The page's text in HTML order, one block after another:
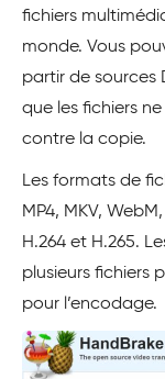
fichiers
monde. Vous
partir de sources
que les fichiers
contre la copie.
Les formats de
MP4, MKV,
H.264 et H.265.
plusieurs fichiers
pour l’encodage.